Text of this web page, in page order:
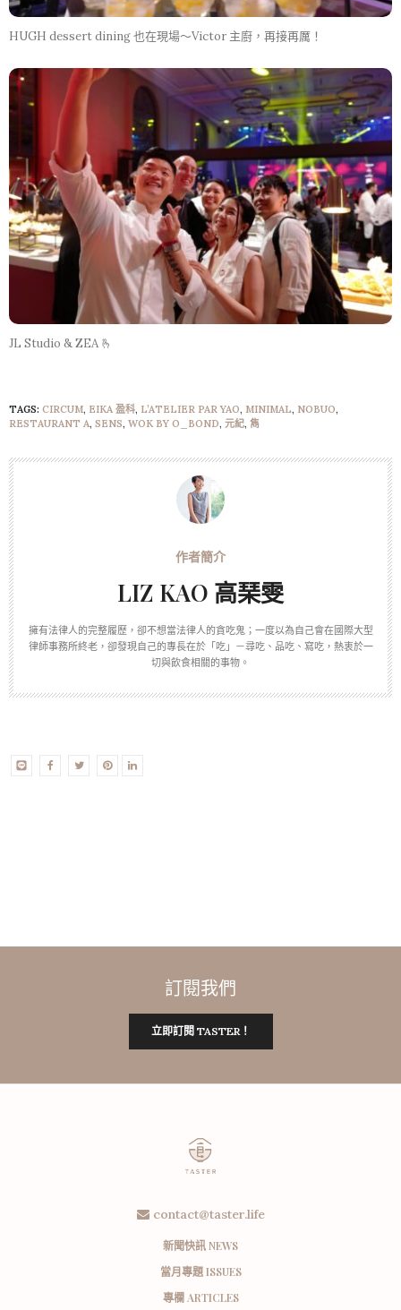
HUGH dessert dining 也在現場～Victor 主廚，再接再厲！
JL Studio & ZEA 🫰
TAGS: CIRCUM, EIKA 盈科, L’ATELIER PAR YAO, MINIMAL, NOBUO,
RESTAURANT A, SENS, WOK BY O_BOND, 元紀, 雋
LIZ KAO 高琹雯
擁有法律人的完整履歷，卻不想當法律人的貪吃鬼；一度以為自己會在國際大型
律師事務所終老，卻發現自己的專長在於「吃」－尋吃、品吃、寫吃，熱衷於一
切與飲食相關的事物。
訂閱我們
立即訂閱 TASTER！
contact@taster.life
新聞快訊 NEWS
當月專題 ISSUES
專欄 ARTICLES